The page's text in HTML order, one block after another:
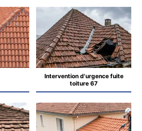
Intervention d'urgence fuite
toiture 67